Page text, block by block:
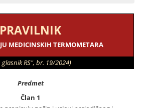
PRAVILNIK
MEDICINSKIH TERMOMETARA
glasnik RS", br. 19/2024)
Predmet
Član 1